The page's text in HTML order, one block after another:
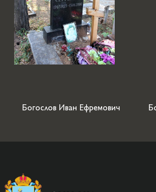
Богослов Иван Ефремович